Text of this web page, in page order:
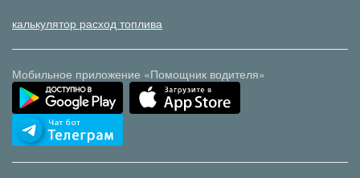
калькулятор расход топлива
Мобильное приложение «Помощник водителя»